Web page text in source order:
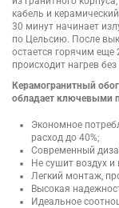
кабель и
30 минут начинает
по Цельсию. После
остается горячим еще
происходит нагрев
Керамогранитный
обладает ключевыми
Экономное
расход до 40%;
Современный
Не сушит воздух и
Легкий монтаж,
Высокая
Идеальное